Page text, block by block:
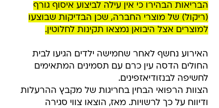
הבריאות הבהירו כי אין עילה לביצוע איסוף גורף
(ריקול) של מוצרי החברה, שכן הבדיקות שבוצעו
למוצרים אצל היבואן נמצאו תקינות לחלוטין.
האירוע נחשף לאחר שחמישה ילדים הגיעו לבית
החולים הדסה עין כרם עם תסמינים המתאימים
לחשיפה לבנזודיאזפינים.
הצוות הרפואי הבחין בחריגות של מקבץ ההרעלות
ודיווח על כך לרשויות. מאז, הוצאו צווי סגירה